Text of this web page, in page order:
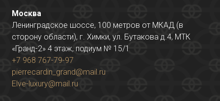
Москва
Ленинградское шоссе, 100 метров от МКАД (в
сторону области), г. Химки, ул. Бутакова д.4, МТК
«Гранд-2» 4 этаж, подиум № 15/1
+7 968 767-79-97
pierrecardin_grand@mail.ru
Elve-luxury@mail.ru